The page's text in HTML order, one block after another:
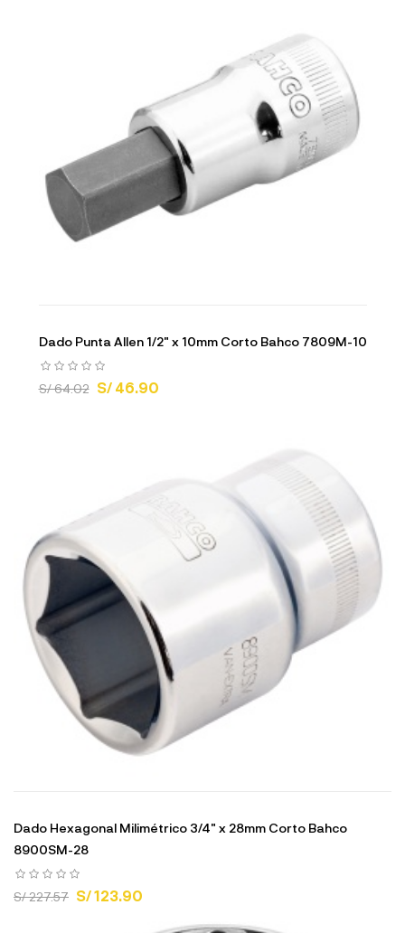
Dado Punta Allen 1/2" x 10mm Corto Bahco 7809M-10
S/ 64.02 S/ 46.90
Dado Hexagonal Milimétrico 3/4" x 28mm Corto Bahco
8900SM-28
S/ 227.57 S/ 123.90